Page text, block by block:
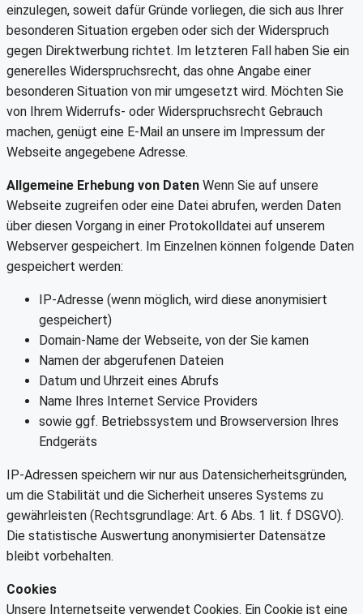
einzulegen, soweit dafür Gründe vorliegen, die sich aus Ihrer
besonderen Situation ergeben oder sich der Widerspruch
gegen Direktwerbung richtet. Im letzteren Fall haben Sie ein
generelles Widerspruchsrecht, das ohne Angabe einer
besonderen Situation von mir umgesetzt wird. Möchten Sie
von Ihrem Widerrufs- oder Widerspruchsrecht Gebrauch
machen, genügt eine E-Mail an unsere im Impressum der
Webseite angegebene Adresse.
Allgemeine Erhebung von Daten Wenn Sie auf unsere
Webseite zugreifen oder eine Datei abrufen, werden Daten
über diesen Vorgang in einer Protokolldatei auf unserem
Webserver gespeichert. Im Einzelnen können folgende Daten
gespeichert werden:
IP-Adresse (wenn möglich, wird diese anonymisiert
gespeichert)
Domain-Name der Webseite, von der Sie kamen
Namen der abgerufenen Dateien
Datum und Uhrzeit eines Abrufs
Name Ihres Internet Service Providers
sowie ggf. Betriebssystem und Browserversion Ihres
Endgeräts
IP-Adressen speichern wir nur aus Datensicherheitsgründen,
um die Stabilität und die Sicherheit unseres Systems zu
gewährleisten (Rechtsgrundlage: Art. 6 Abs. 1 lit. f DSGVO).
Die statistische Auswertung anonymisierter Datensätze
bleibt vorbehalten.
Cookies
Unsere Internetseite verwendet Cookies. Ein Cookie ist eine